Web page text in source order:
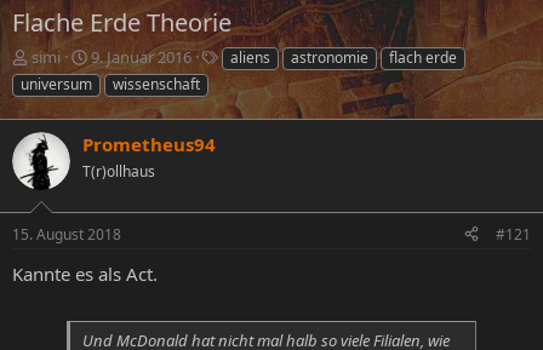
Flache Erde Theorie
E
r
s
t
e
l
l
e
simi
E
r
s
t
e
l
t
a
9. Januar 2016
S
c
l
o
aliens astronomie
flach erde
universum
wissenschaft
Prometheus94
T(r)ollhaus
15. August 2018 #121
Kannte es als Act.
Und McDonald hat nicht mal halb so viele Filialen, wie